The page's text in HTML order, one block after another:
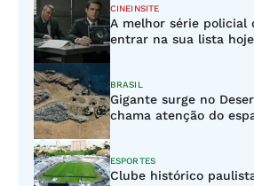
CINEINSITE
A melhor série policial
entrar na sua lista hoje
BRASIL
Gigante surge no
chama atenção do
ESPORTES
Clube histórico